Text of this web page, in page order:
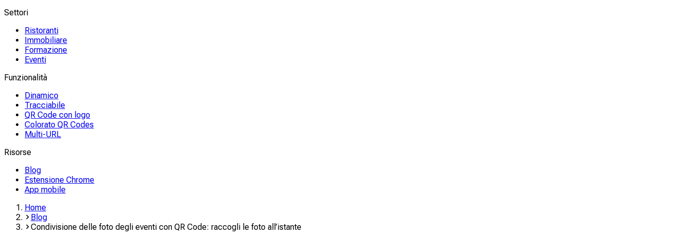
Settori
Ristoranti
Immobiliare
Formazione
Eventi
Funzionalità
Dinamico
Tracciabile
QR Code con logo
Colorato QR Codes
Multi-URL
Risorse
Blog
Estensione Chrome
App mobile
Home
Blog
Condivisione delle foto degli eventi con QR Code: raccogli le foto all’istante